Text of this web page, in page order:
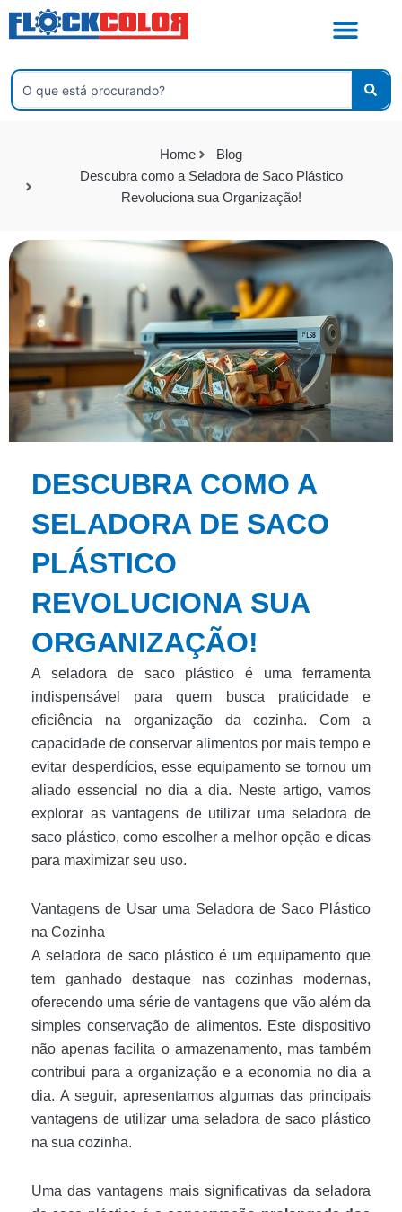
para
conteúdo
Pesquisar
Home
Blog
Descubra como a Seladora de Saco Plástico
Revoluciona sua Organização!
DESCUBRA COMO A
SELADORA DE SACO
PLÁSTICO
REVOLUCIONA SUA
ORGANIZAÇÃO!
A seladora de saco plástico é uma ferramenta
indispensável para quem busca praticidade e
eficiência na organização da cozinha. Com a
capacidade de conservar alimentos por mais tempo e
evitar desperdícios, esse equipamento se tornou um
aliado essencial no dia a dia. Neste artigo, vamos
explorar as vantagens de utilizar uma seladora de
saco plástico, como escolher a melhor opção e dicas
para maximizar seu uso.
Vantagens de Usar uma Seladora de Saco Plástico
na Cozinha
A seladora de saco plástico é um equipamento que
tem ganhado destaque nas cozinhas modernas,
oferecendo uma série de vantagens que vão além da
simples conservação de alimentos. Este dispositivo
não apenas facilita o armazenamento, mas também
contribui para a organização e a economia no dia a
dia. A seguir, apresentamos algumas das principais
vantagens de utilizar uma seladora de saco plástico
na sua cozinha.
Uma das vantagens mais significativas da seladora